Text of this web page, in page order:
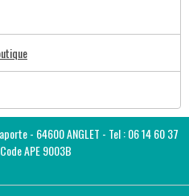
- 64600 ANGLET - Tel : 06 14 60 37
APE 9003B